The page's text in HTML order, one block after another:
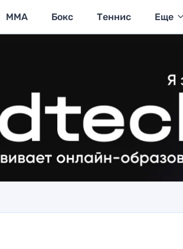
MMA Бокс Теннис Еще